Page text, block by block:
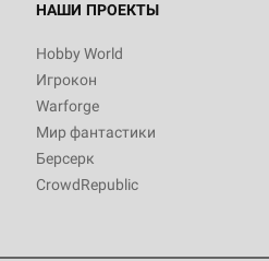
НАШИ ПРОЕКТЫ
Hobby World
Игрокон
Warforge
Мир фантастики
Берсерк
CrowdRepublic